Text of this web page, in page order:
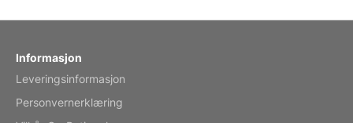
by charles
Informasjon
Leveringsinformasjon
Personvernerklæring